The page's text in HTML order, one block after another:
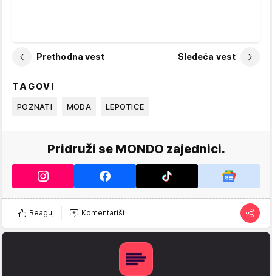
Prethodna vest Sledeća vest
TAGOVI
POZNATI MODA LEPOTICE
Pridruži se MONDO zajednici.
Reaguj Komentariši